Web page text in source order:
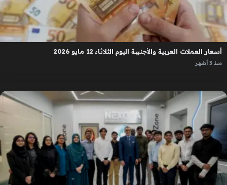
أسعار العملات العربية والأجنبية اليوم الثلاثاء 12 مايو 2026
منذ 3 أشهر